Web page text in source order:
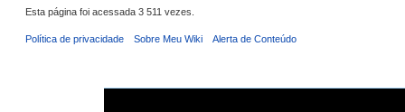
Esta página foi acessada 3 511 vezes.
Política de privacidade Sobre Meu Wiki Alerta de Conteúdo